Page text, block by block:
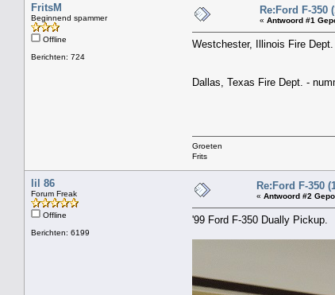
FritsM
Beginnend spammer
Offline
Berichten: 724
Re:Ford F-350
« Antwoord #1
Westchester, Illinois Fire
Dallas, Texas Fire Dept. -
Groeten
Frits
lil 86
Forum Freak
Offline
Berichten: 6199
Re:Ford F-350
« Antwoord #2
'99 Ford F-350 Dually Pickup.